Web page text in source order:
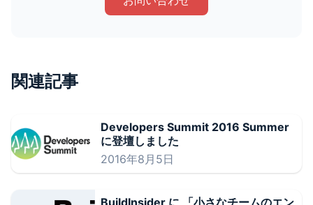
関連記事
Developers Summit 2016 Summer
に登壇しました
2016年8月5日